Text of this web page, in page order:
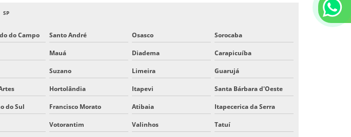
SP
do Campo Santo André Osasco Sorocaba
Mauá Diadema Carapicuíba
Suzano Limeira Guarujá
Hortolândia Itapevi Santa Bárbara d'Oeste
do Sul Francisco Morato Atibaia Itapecerica da Serra
Votorantim Valinhos Tatuí